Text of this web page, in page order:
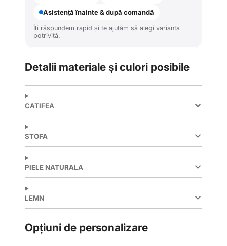
Asistență înainte & după comandă
Îți răspundem rapid și te ajutăm să alegi varianta
potrivită.
Detalii materiale și culori posibile
CATIFEA
STOFA
PIELE NATURALA
LEMN
Opțiuni de personalizare